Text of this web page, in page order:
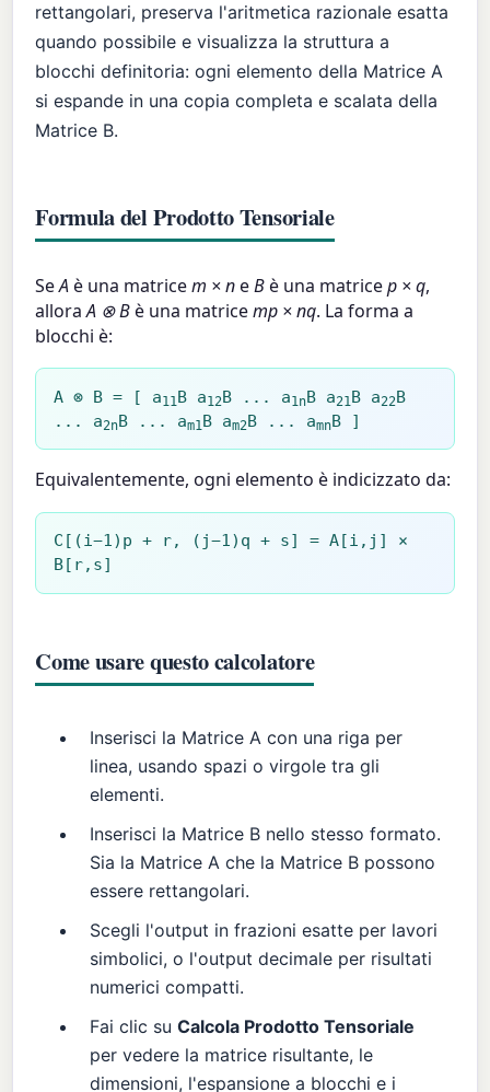
rettangolari, preserva l'aritmetica razionale esatta
quando possibile e visualizza la struttura a
blocchi definitoria: ogni elemento della Matrice A
si espande in una copia completa e scalata della
Matrice B.
Formula del Prodotto Tensoriale
SeAè una matricem × neBè una matricep × q,
alloraA ⊗ Bè una matricemp × nq. La forma a
blocchi è:
A ⊗ B = [ a11B a12B ... a1nB a21B a22B
... a2nB ... am1B am2B ... amnB ]
Equivalentemente, ogni elemento è indicizzato da:
C[(i−1)p + r, (j−1)q + s] = A[i,j] ×
B[r,s]
Come usare questo calcolatore
Inserisci la Matrice A con una riga per
linea, usando spazi o virgole tra gli
elementi.
Inserisci la Matrice B nello stesso formato.
Sia la Matrice A che la Matrice B possono
essere rettangolari.
Scegli l'output in frazioni esatte per lavori
simbolici, o l'output decimale per risultati
numerici compatti.
Fai clic suCalcola Prodotto Tensoriale
per vedere la matrice risultante, le
dimensioni, l'espansione a blocchi e i